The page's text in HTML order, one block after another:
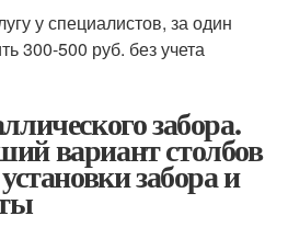
у специалистов, за один
300-500 руб. без учета
забора.
вариант столбов
забора и